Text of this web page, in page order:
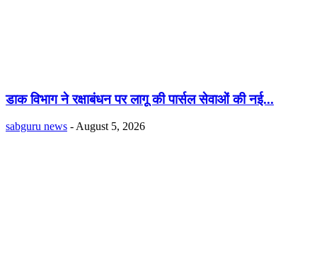
डाक विभाग ने रक्षाबंधन पर लागू की पार्सल सेवाओं की नई...
sabguru news - August 5, 2026